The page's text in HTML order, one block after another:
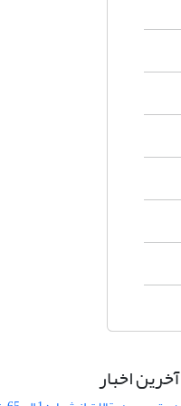
آخرین اخبار